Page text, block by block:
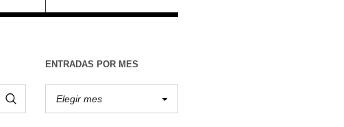
ENTRADAS POR MES